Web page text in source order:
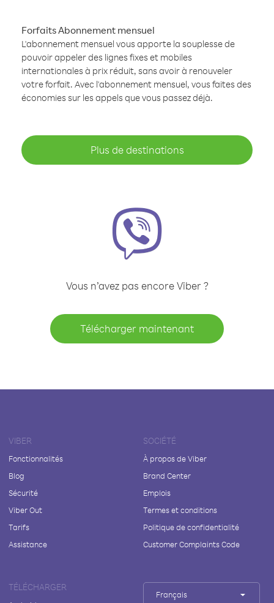
Forfaits Abonnement mensuel
L'abonnement mensuel vous apporte la souplesse de
pouvoir appeler des lignes fixes et mobiles
internationales à prix réduit, sans avoir à renouveler
votre forfait. Avec l'abonnement mensuel, vous faites des
économies sur les appels que vous passez déjà.
Plus de destinations
Vous n’avez pas encore Viber ?
Télécharger maintenant
VIBER
Fonctionnalités
Blog
Sécurité
Viber Out
Tarifs
Assistance
SOCIÉTÉ
À propos de Viber
Brand Center
Emplois
Termes et conditions
Politique de confidentialité
Customer Complaints Code
TÉLÉCHARGER
Français